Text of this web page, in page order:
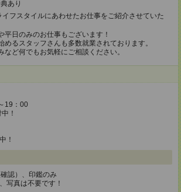
あり
イフスタイルにあわせたお仕事をご紹介させていた
平日のみのお仕事もございます！
めるスタッフさんも多数就業されております。
など何でもお気軽にご相談ください。
19：00
！
！
認）、印鑑のみ
写真は不要です！